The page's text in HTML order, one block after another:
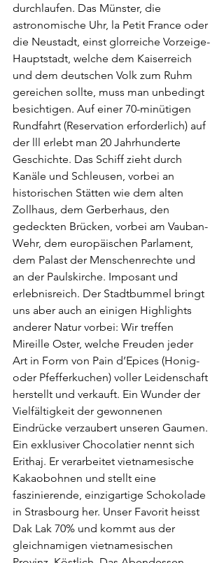
durchlaufen. Das Münster, die
astronomische Uhr, la Petit France oder
die Neustadt, einst glorreiche Vorzeige-
Hauptstadt, welche dem Kaiserreich
und dem deutschen Volk zum Ruhm
gereichen sollte, muss man unbedingt
besichtigen. Auf einer 70-minütigen
Rundfahrt (Reservation erforderlich) auf
der lll erlebt man 20 Jahrhunderte
Geschichte. Das Schiff zieht durch
Kanäle und Schleusen, vorbei an
historischen Stätten wie dem alten
Zollhaus, dem Gerberhaus, den
gedeckten Brücken, vorbei am Vauban-
Wehr, dem europäischen Parlament,
dem Palast der Menschenrechte und
an der Paulskirche. Imposant und
erlebnisreich. Der Stadtbummel bringt
uns aber auch an einigen Highlights
anderer Natur vorbei: Wir treffen
Mireille Oster, welche Freuden jeder
Art in Form von Pain d’Epices (Honig-
oder Pfefferkuchen) voller Leidenschaft
herstellt und verkauft. Ein Wunder der
Vielfältigkeit der gewonnenen
Eindrücke verzaubert unseren Gaumen.
Ein exklusiver Chocolatier nennt sich
Erithaj. Er verarbeitet vietnamesische
Kakaobohnen und stellt eine
faszinierende, einzigartige Schokolade
in Strasbourg her. Unser Favorit heisst
Dak Lak 70% und kommt aus der
gleichnamigen vietnamesischen